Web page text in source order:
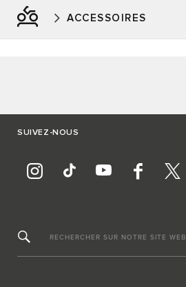
ACCESSOIRES
SUIVEZ-NOUS
RECHERCHER SUR NOTRE SITE WEB